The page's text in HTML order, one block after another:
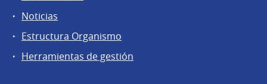
Noticias
Estructura Organismo
Herramientas de gestión